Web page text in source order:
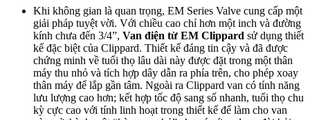
Khi không gian là quan trọng, EM Series Valve cung cấp một
giải pháp tuyệt vời. Với chiều cao chỉ hơn một inch và đường
kính chưa đến 3/4”, Van điện từ EM Clippard sử dụng thiết
kế đặc biệt của Clippard. Thiết kế đáng tin cậy và đã được
chứng minh về tuổi thọ lâu dài này được đặt trong một thân
máy thu nhỏ và tích hợp dây dẫn ra phía trên, cho phép xoay
thân máy để lắp gần tâm. Ngoài ra Clippard van có tính năng
lưu lượng cao hơn; kết hợp tốc độ sang số nhanh, tuổi thọ chu
kỳ cực cao với tính linh hoạt trong thiết kế để làm cho van